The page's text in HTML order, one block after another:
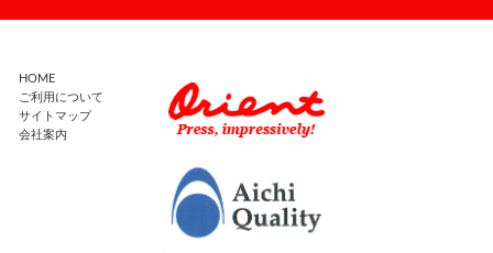
HOME
ご利用について
サイトマップ
会社案内